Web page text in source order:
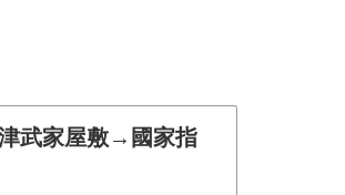
武家屋敷→國家指